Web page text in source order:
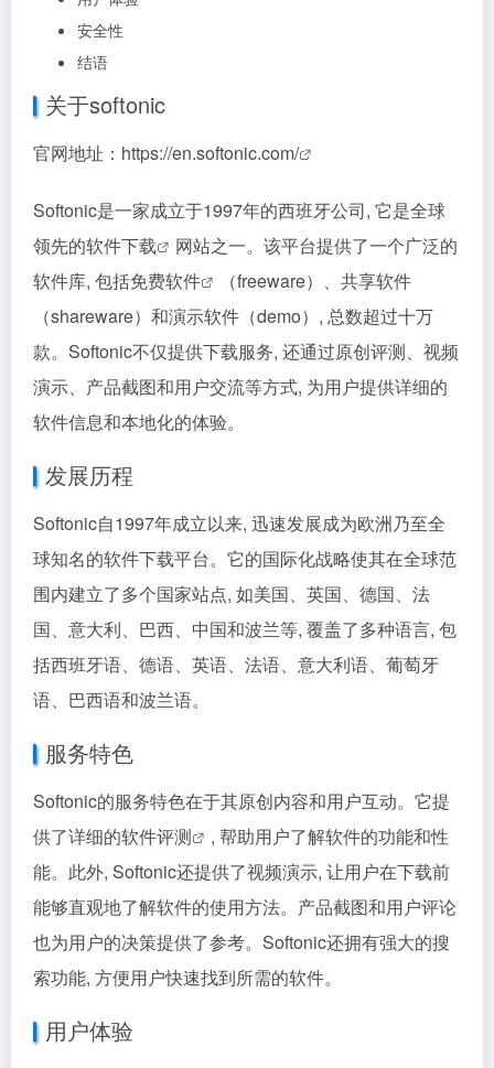
安全性
结语
关于softonic
官网地址： https://en.softonic.com/
Softonic是一家成立于1997年的西班牙公司, 它是全球
领先的软件下载
网站之一。该平台提供了一个广泛的
软件库, 包括免费软件
（freeware）、共享软件
（shareware）和演示软件（demo）, 总数超过十万
款。Softonic不仅提供下载服务, 还通过原创评测、视频
演示、产品截图和用户交流等方式, 为用户提供详细的
软件信息和本地化的体验。
发展历程
Softonic自1997年成立以来, 迅速发展成为欧洲乃至全
球知名的软件下载平台。它的国际化战略使其在全球范
围内建立了多个国家站点, 如美国、英国、德国、法
国、意大利、巴西、中国和波兰等, 覆盖了多种语言, 包
括西班牙语、德语、英语、法语、意大利语、葡萄牙
语、巴西语和波兰语。
服务特色
Softonic的服务特色在于其原创内容和用户互动。它提
供了详细的软件评测
, 帮助用户了解软件的功能和性
能。此外, Softonic还提供了视频演示, 让用户在下载前
能够直观地了解软件的使用方法。产品截图和用户评论
也为用户的决策提供了参考。Softonic还拥有强大的搜
索功能, 方便用户快速找到所需的软件。
用户体验